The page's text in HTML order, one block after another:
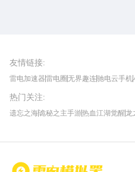
友情链接:
雷电加速器雷电圈无界趣连驰电云手机
我爱vr网华军软件园
热门关注:
遗忘之海诡秘之主手游热血江湖觉醒龙
首页